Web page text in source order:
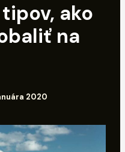
ako
na
2020